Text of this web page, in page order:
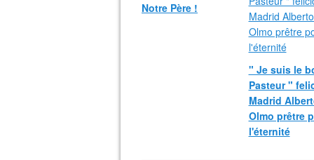
Notre Père !
" Je suis le
Pasteur "
Madrid
Olmo prêtre
l'éternité